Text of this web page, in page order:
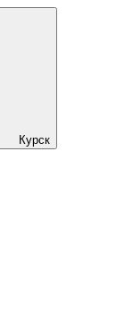
Курск